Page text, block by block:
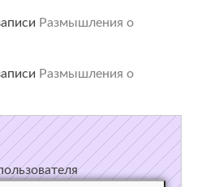
Размышления о
Размышления о